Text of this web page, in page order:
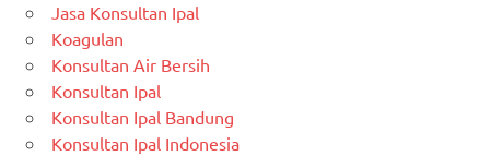
Jasa Konsultan Ipal
Koagulan
Konsultan Air Bersih
Konsultan Ipal
Konsultan Ipal Bandung
Konsultan Ipal Indonesia